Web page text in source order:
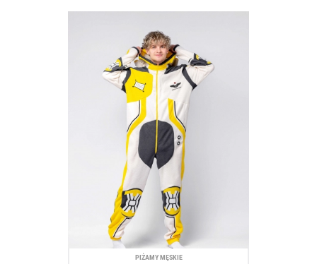
PIŻAMY MĘSKIE